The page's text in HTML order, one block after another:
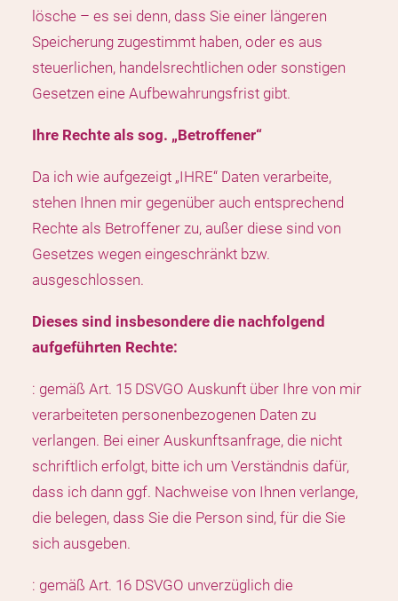
lösche – es sei denn, dass Sie einer längeren
Speicherung zugestimmt haben, oder es aus
steuerlichen, handelsrechtlichen oder sonstigen
Gesetzen eine Aufbewahrungsfrist gibt.
Ihre Rechte als sog. „Betroffener“
Da ich wie aufgezeigt „IHRE“ Daten verarbeite,
stehen Ihnen mir gegenüber auch entsprechend
Rechte als Betroffener zu, außer diese sind von
Gesetzes wegen eingeschränkt bzw.
ausgeschlossen.
Dieses sind insbesondere die nachfolgend
aufgeführten Rechte:
: gemäß Art. 15 DSVGO Auskunft über Ihre von mir
verarbeiteten personenbezogenen Daten zu
verlangen. Bei einer Auskunftsanfrage, die nicht
schriftlich erfolgt, bitte ich um Verständnis dafür,
dass ich dann ggf. Nachweise von Ihnen verlange,
die belegen, dass Sie die Person sind, für die Sie
sich ausgeben.
: gemäß Art. 16 DSVGO unverzüglich die